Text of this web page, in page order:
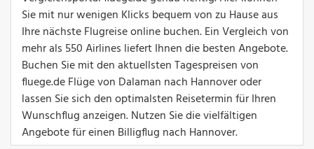
Sie mit nur wenigen Klicks bequem von zu Hause aus
Ihre nächste Flugreise online buchen. Ein Vergleich von
mehr als 550 Airlines liefert Ihnen die besten Angebote.
Buchen Sie mit den aktuellsten Tagespreisen von
fluege.de Flüge von Dalaman nach Hannover oder
lassen Sie sich den optimalsten Reisetermin für Ihren
Wunschflug anzeigen. Nutzen Sie die vielfältigen
Angebote für einen Billigflug nach Hannover.